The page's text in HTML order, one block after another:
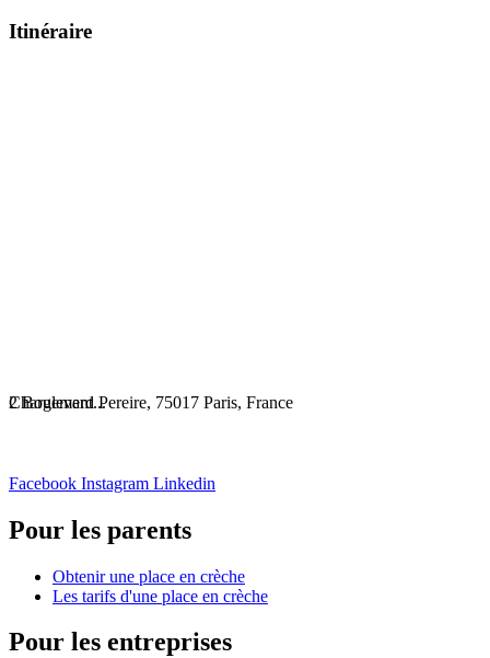
Itinéraire
Chargement...
2 Boulevard Pereire, 75017 Paris, France
Facebook Instagram Linkedin
Pour les parents
Obtenir une place en crèche
Les tarifs d'une place en crèche
Pour les entreprises